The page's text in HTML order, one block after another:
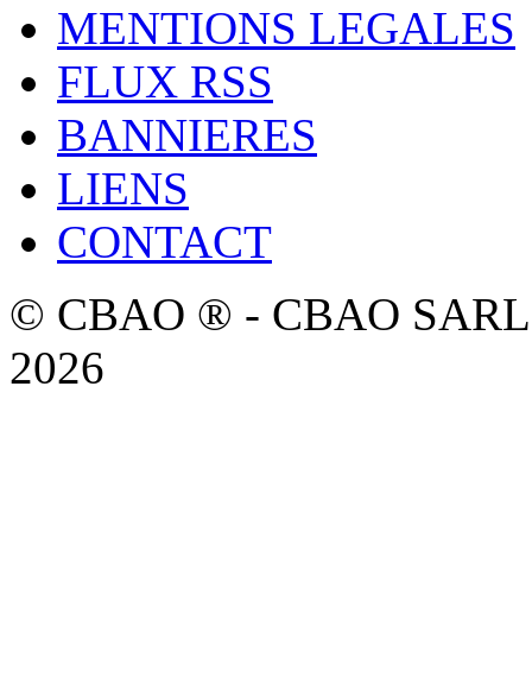
MENTIONS LEGALES
FLUX RSS
BANNIERES
LIENS
CONTACT
© CBAO ® - CBAO
2026